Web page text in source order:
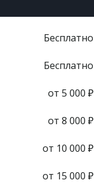
Бесплатно
Бесплатно
от 5 000 ₽
от 8 000 ₽
от 10 000 ₽
от 15 000 ₽